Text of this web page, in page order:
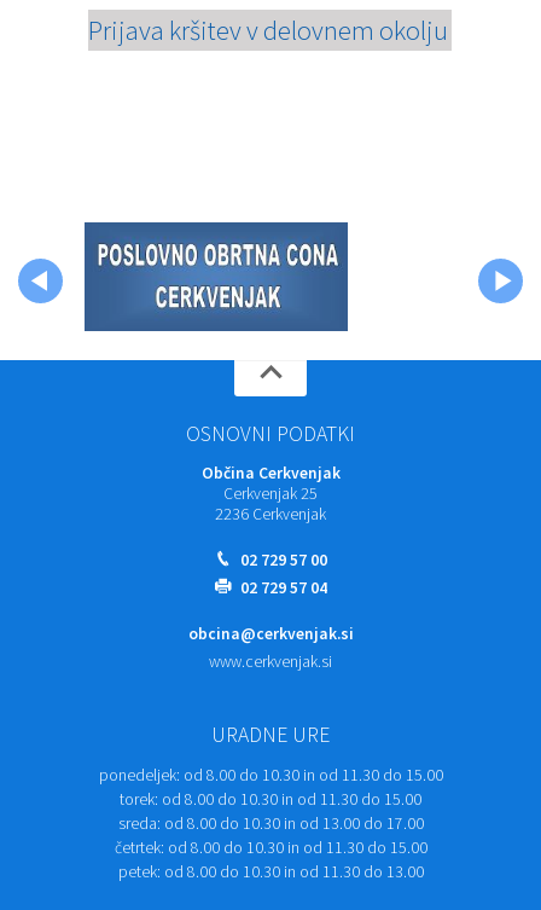
Prijava kršitev v delovnem okolju
OSNOVNI PODATKI
Občina Cerkvenjak
Cerkvenjak 25
2236 Cerkvenjak
02 729 57 00
02 729 57 04
obcina@cerkvenjak.si
www.cerkvenjak.si
URADNE URE
ponedeljek: od 8.00 do 10.30 in od 11.30 do 15.00
torek: od 8.00 do 10.30 in od 11.30 do 15.00
sreda: od 8.00 do 10.30 in od 13.00 do 17.00
četrtek: od 8.00 do 10.30 in od 11.30 do 15.00
petek: od 8.00 do 10.30 in od 11.30 do 13.00